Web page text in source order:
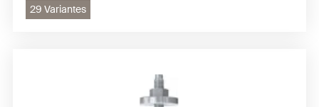
29 Variantes